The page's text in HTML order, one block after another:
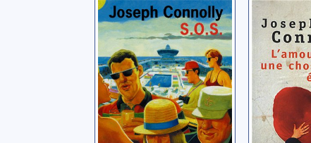
S.O.S
Connolly, Joseph
chose
roman
Connolly,